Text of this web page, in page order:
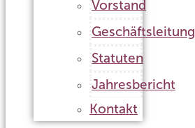
Vorstand
Geschäftsleitung
Statuten
Jahresbericht
Kontakt